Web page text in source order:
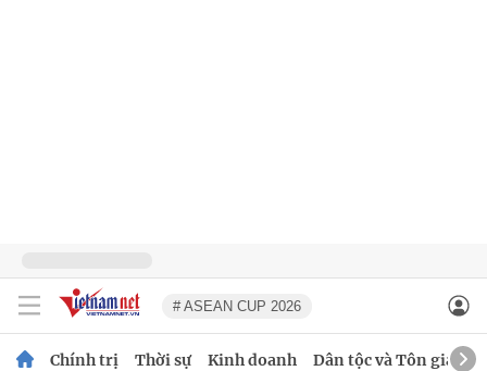
# ASEAN CUP 2026
Chính trị Thời sự Kinh doanh Dân tộc và Tôn giáo